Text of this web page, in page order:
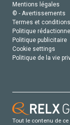
Mentions légales
© - Avertissements
Termes et
Politique
Politique publicitaire
Cookie settings
Politique de la vie
Tout le contenu de